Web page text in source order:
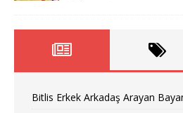
Bitlis Erkek Arkadaş Arayan